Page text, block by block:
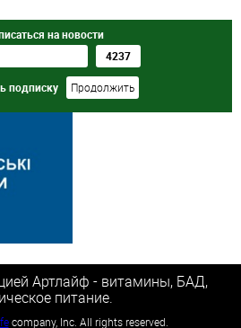
на новости
подписку
Артлайф - витамины, БАД,
питание.
company, Inc. All rights reserved.